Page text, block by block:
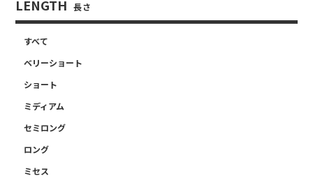
LENGTH 長さ
すべて
ベリーショート
ショート
ミディアム
セミロング
ロング
ミセス